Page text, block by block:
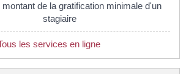
de la gratification minimale d'un
stagiaire
les services en ligne